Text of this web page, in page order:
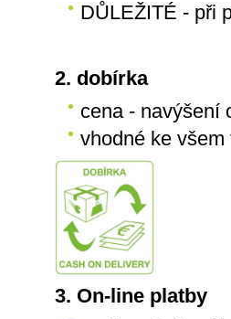
DŮLEŽITÉ - při
2. dobírka
cena - navýšení
vhodné ke
3. On-line platby